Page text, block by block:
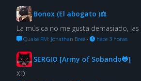
Bonox (El abogato )⚖
La música no me gusta demasiado, las
Quake FM: Jonathan Bree· hace 3 horas
SERGIO [Army of Sobando🐸]
XD